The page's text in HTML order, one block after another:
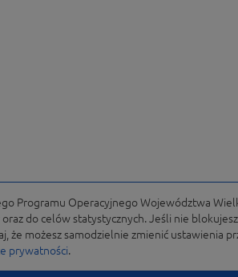
Programu Operacyjnego Województwa
do celów statystycznych. Jeśli nie
że możesz samodzielnie zmienić ustawienia
prywatności.